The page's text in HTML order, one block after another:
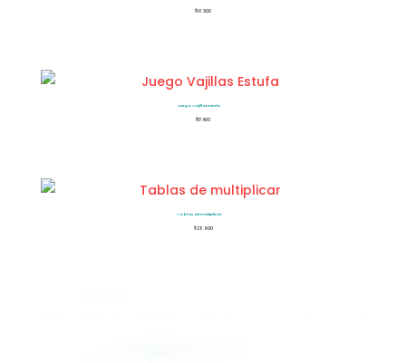
$18.500
Juego Vajillas Estufa
$17.400
Tablas de multiplicar
$28.900